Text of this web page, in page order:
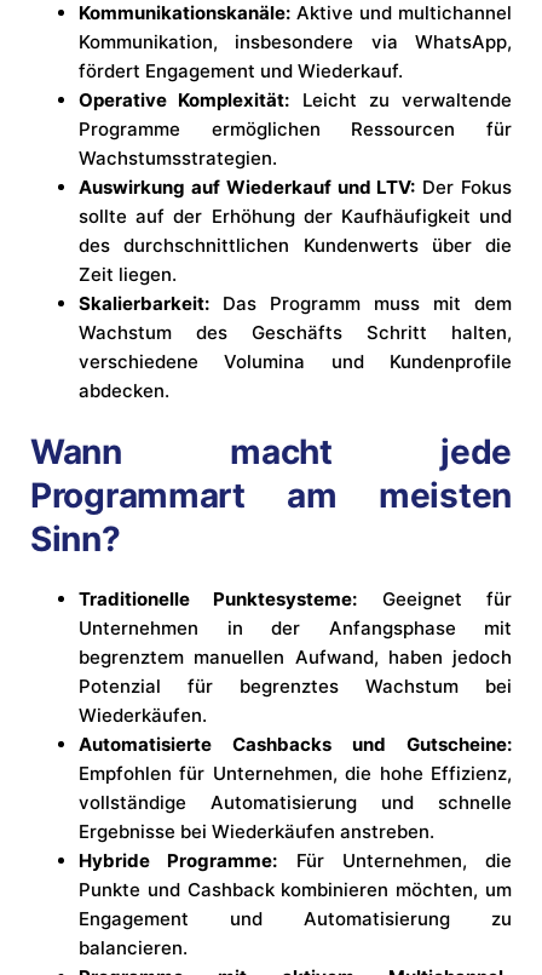
Kommunikationskanäle: Aktive und multichannel
Kommunikation, insbesondere via WhatsApp,
fördert Engagement und Wiederkauf.
Operative Komplexität: Leicht zu verwaltende
Programme ermöglichen Ressourcen für
Wachstumsstrategien.
Auswirkung auf Wiederkauf und LTV: Der Fokus
sollte auf der Erhöhung der Kaufhäufigkeit und
des durchschnittlichen Kundenwerts über die
Zeit liegen.
Skalierbarkeit: Das Programm muss mit dem
Wachstum des Geschäfts Schritt halten,
verschiedene Volumina und Kundenprofile
abdecken.
Wann macht jede
Programmart am meisten
Sinn?
Traditionelle Punktesysteme: Geeignet für
Unternehmen in der Anfangsphase mit
begrenztem manuellen Aufwand, haben jedoch
Potenzial für begrenztes Wachstum bei
Wiederkäufen.
Automatisierte Cashbacks und Gutscheine:
Empfohlen für Unternehmen, die hohe Effizienz,
vollständige Automatisierung und schnelle
Ergebnisse bei Wiederkäufen anstreben.
Hybride Programme: Für Unternehmen, die
Punkte und Cashback kombinieren möchten, um
Engagement und Automatisierung zu
balancieren.